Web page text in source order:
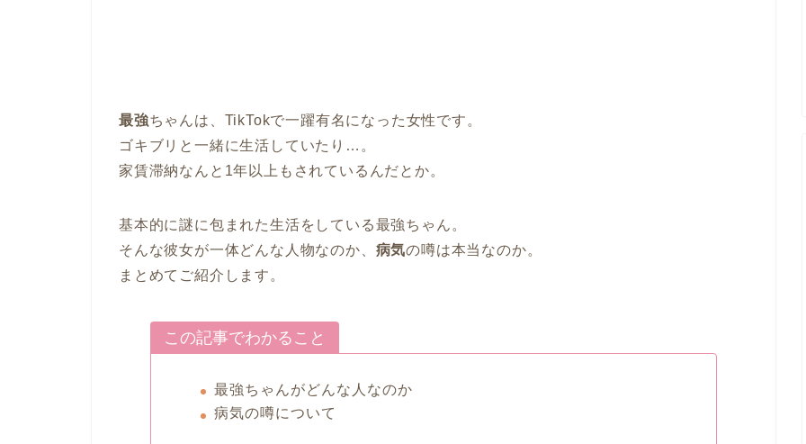
最強ちゃんは、TikTokで一躍有名になった女性です。
ゴキブリと一緒に生活していたり…。
家賃滞納なんと1年以上もされているんだとか。
基本的に謎に包まれた生活をしている最強ちゃん。
そんな彼女が一体どんな人物なのか、 病気の噂は本当なのか。
まとめてご紹介します。
この記事でわかること
最強ちゃんがどんな人なのか
病気の噂について